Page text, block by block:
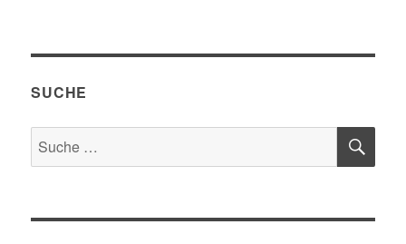
SUCHE
Suche
nach: